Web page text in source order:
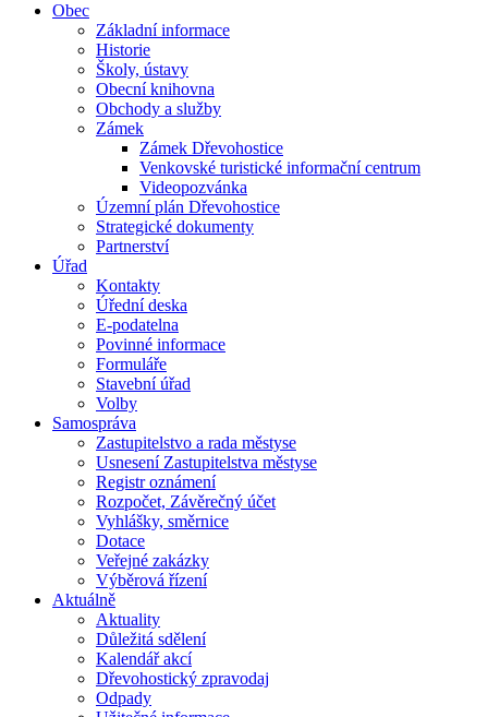
Obec
Základní informace
Historie
Školy, ústavy
Obecní knihovna
Obchody a služby
Zámek
Zámek Dřevohostice
Venkovské turistické informační centrum
Videopozvánka
Územní plán Dřevohostice
Strategické dokumenty
Partnerství
Úřad
Kontakty
Úřední deska
E-podatelna
Povinné informace
Formuláře
Stavební úřad
Volby
Samospráva
Zastupitelstvo a rada městyse
Usnesení Zastupitelstva městyse
Registr oznámení
Rozpočet, Závěrečný účet
Vyhlášky, směrnice
Dotace
Veřejné zakázky
Výběrová řízení
Aktuálně
Aktuality
Důležitá sdělení
Kalendář akcí
Dřevohostický zpravodaj
Odpady